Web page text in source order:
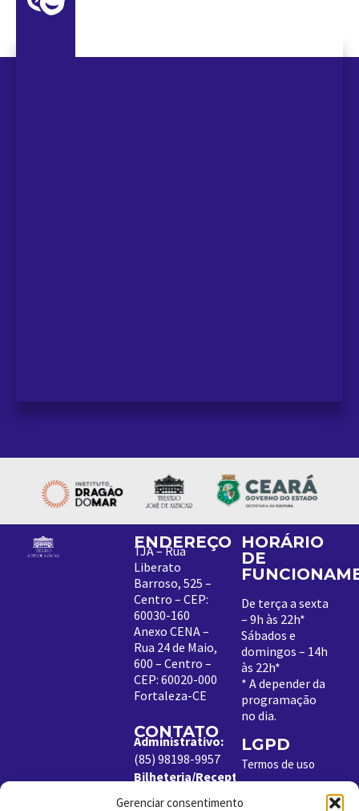
Gerenciar consentimento
ENDEREÇO
TJA – Rua
Liberato
Barroso, 525 –
Centro – CEP:
60030-160
Anexo CENA –
Rua 24 de Maio,
600 – Centro –
CEP: 60020-000
Fortaleza-CE
CONTATO
Administrativo:
(85) 98198-9957
Bilheteria/Receptivo:
(85) 99204-8843
HORÁRIO
DE
De terça a sexta
– 9h às 22h*
Sábados e
domingos – 14h
às 22h*
* A depender da
programação
no dia.
LGPD
Termos de uso